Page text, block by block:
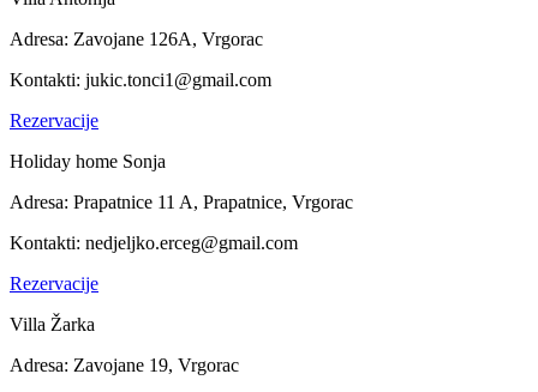
Adresa: Zavojane 126A, Vrgorac
Kontakti: jukic.tonci1@gmail.com
Rezervacije
Holiday home Sonja
Adresa: Prapatnice 11 A, Prapatnice, Vrgorac
Kontakti: nedjeljko.erceg@gmail.com
Rezervacije
Villa Žarka
Adresa: Zavojane 19, Vrgorac